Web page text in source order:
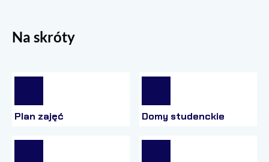
Na skróty
Plan zajęć Domy studenckie